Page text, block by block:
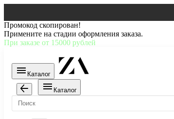
Промокод скопирован!
Примените на стадии оформления заказа.
При заказе от 15000 рублей
Каталог
Каталог